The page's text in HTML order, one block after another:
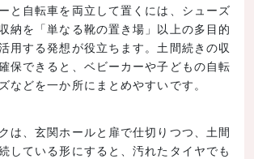
と自転車を両立して置くには、シューズ
納を「単なる靴の置き場」以上の多目的
用する発想が役立ちます。土間続きの収
保できると、ベビーカーや子どもの自転
などを一か所にまとめやすいです。
は、玄関ホールと扉で仕切りつつ、土間
している形にすると、汚れたタイヤでも